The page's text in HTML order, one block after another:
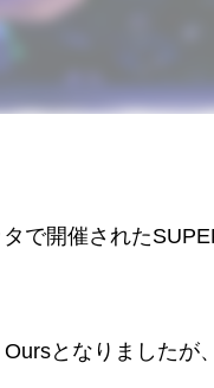
で開催された
となりましたが、